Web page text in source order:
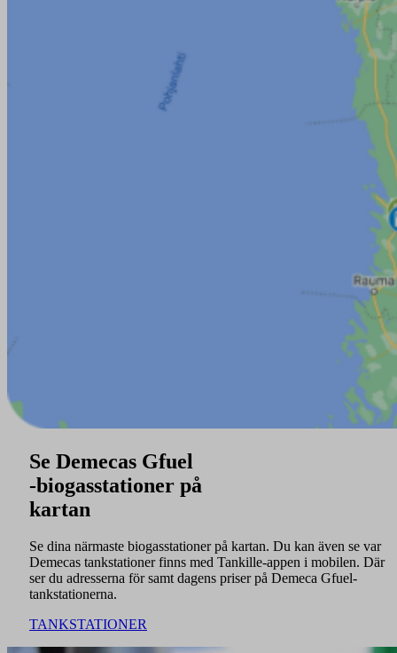
Se Demecas Gfuel
-biogasstationer på
kartan
Se dina närmaste biogasstationer på kartan. Du kan även se var
Demecas tankstationer finns med Tankille-appen i mobilen. Där
ser du adresserna för samt dagens priser på Demeca Gfuel-
tankstationerna.
TANKSTATIONER